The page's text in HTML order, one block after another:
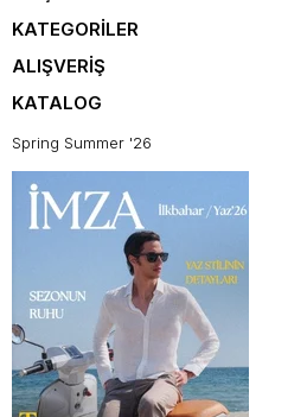
KATEGORİLER
ALIŞVERİŞ
KATALOG
Spring Summer '26